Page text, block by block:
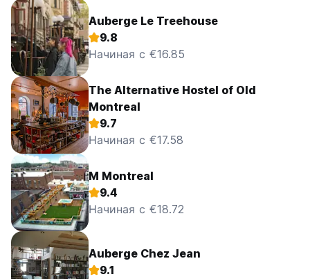
Auberge Le Treehouse
9.8
Начиная с €16.85
The Alternative Hostel of Old
Montreal
9.7
Начиная с €17.58
M Montreal
9.4
Начиная с €18.72
Auberge Chez Jean
9.1